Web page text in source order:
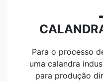
Para o processo
uma calandra
para produção